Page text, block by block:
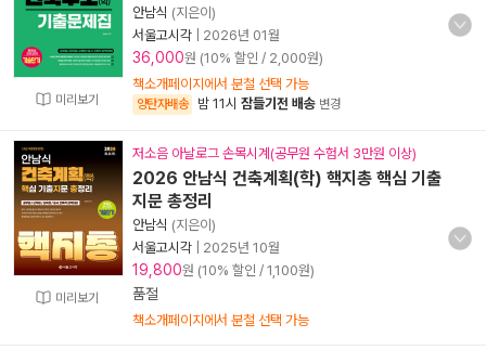
미리보기
안남식 (지은이)
서울고시각
2026년 01월
36,000원 (10% 할인 / 2,000원)
책소개페이지에서 분철 선택 가능
양탄자배송 밤 11시 잠들기전 배송 변경
미리보기
저소음 아날로그 손목시계(공무원 수험서 3만원 이상)
2026 안남식 건축계획(학) 핵지총 핵심 기출
지문 총정리
안남식 (지은이)
서울고시각
2025년 10월
19,800원 (10% 할인 / 1,100원)
품절
책소개페이지에서 분철 선택 가능